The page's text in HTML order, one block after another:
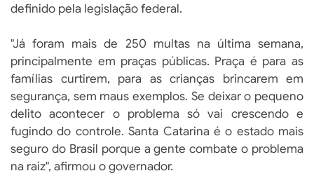
definido pela legislação federal.
"Já foram mais de 250 multas na última semana,
principalmente em praças públicas. Praça é para as
famílias curtirem, para as crianças brincarem em
segurança, sem maus exemplos. Se deixar o pequeno
delito acontecer o problema só vai crescendo e
fugindo do controle. Santa Catarina é o estado mais
seguro do Brasil porque a gente combate o problema
na raiz", afirmou o governador.